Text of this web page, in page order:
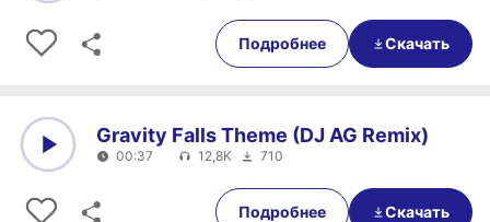
00:34
Подробнее Скачать
00:37
Gravity Falls Theme (DJ AG Remix)
00:37 12,8K 710
Подробнее Скачать